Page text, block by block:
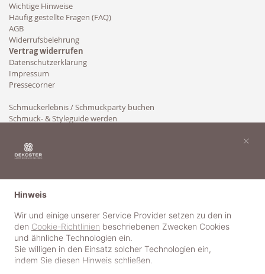
Wichtige Hinweise
Häufig gestellte Fragen (FAQ)
AGB
Widerrufsbelehrung
Vertrag widerrufen
Datenschutzerklärung
Impressum
Pressecorner
Schmuckerlebnis / Schmuckparty buchen
Schmuck- & Styleguide werden
Hinweis
Wir und einige unserer Service Provider setzen zu den in
den Cookie-Richtlinien beschriebenen Zwecken Cookies
und ähnliche Technologien ein.
Sie willigen in den Einsatz solcher Technologien ein,
indem Sie diesen Hinweis schließen.
×